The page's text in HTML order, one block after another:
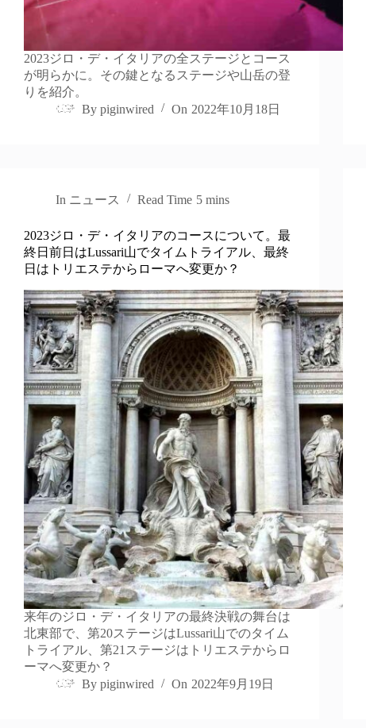
2023ジロ・デ・イタリアの全ステージとコース
が明らかに。その鍵となるステージや山岳の登
りを紹介。
By piginwired On 2022年10月18日
In ニュース Read Time 5 mins
2023ジロ・デ・イタリアのコースについて。最
終日前日はLussari山でタイムトライアル、最終
日はトリエステからローマへ変更か？
来年のジロ・デ・イタリアの最終決戦の舞台は
北東部で、第20ステージはLussari山でのタイム
トライアル、第21ステージはトリエステからロ
ーマへ変更か？
By piginwired On 2022年9月19日